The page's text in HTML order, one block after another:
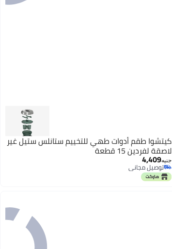
كيتشوا طقم أدوات طهي للتخييم ستانلس ستيل غير
لاصقة لفردين 15 قطعة
جنيه4,409
توصيل مجاني
توصيل مجاني